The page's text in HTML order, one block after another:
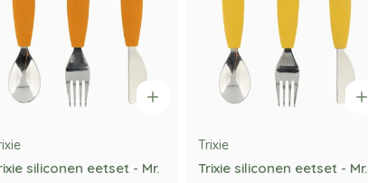
siliconen eetset - Mr.
Trixie
Trixie siliconen eetset - Mr.